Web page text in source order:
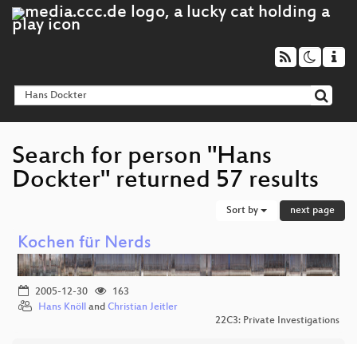
Search for person "Hans
Dockter" returned 57 results
Sort by next page
Kochen für Nerds
2005-12-30
163
Hans Knöll and Christian Jeitler
22C3: Private Investigations